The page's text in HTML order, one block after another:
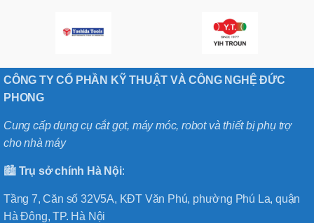
CÔNG TY CỔ PHẦN KỸ THUẬT VÀ CÔNG NGHỆ ĐỨC
PHONG
Cung cấp dụng cụ cắt gọt, máy móc, robot và thiết bị phụ trợ
cho nhà máy
🏙️ Trụ sở chính Hà Nội:
Tầng 7, Căn số 32V5A, KĐT Văn Phú, phường Phú La, quận
Hà Đông, TP. Hà Nội